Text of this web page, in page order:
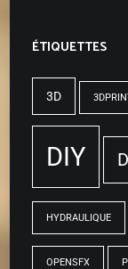
ÉTIQUETTES
3D
DIY
HYDRAULIQUE
OPENSFX